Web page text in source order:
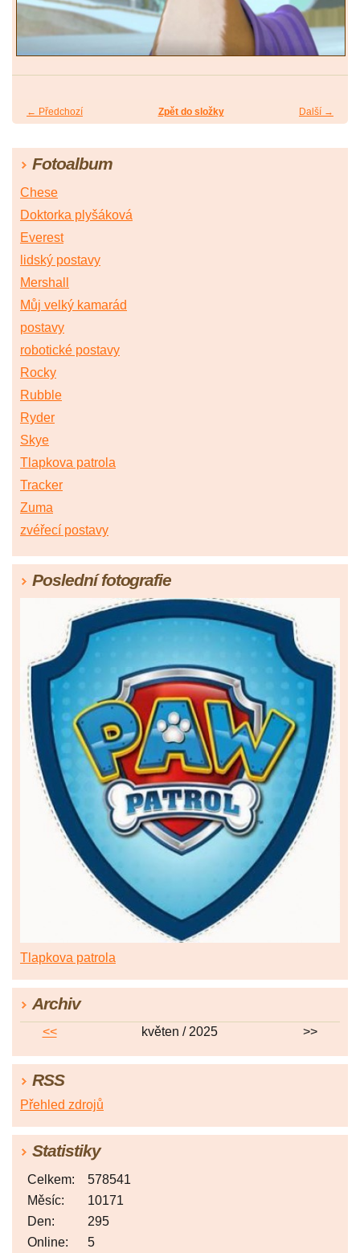
← Předchozí Další →
Zpět do složky
Fotoalbum
Chese
Doktorka plyšáková
Everest
lidský postavy
Mershall
Můj velký kamarád
postavy
robotické postavy
Rocky
Rubble
Ryder
Skye
Tlapkova patrola
Tracker
Zuma
zvéřecí postavy
Poslední fotografie
Tlapkova patrola
Archiv
<< květen / 2025 >>
RSS
Přehled zdrojů
Statistiky
Online: 5
Celkem:
578541
Měsíc:
10171
Den:
295